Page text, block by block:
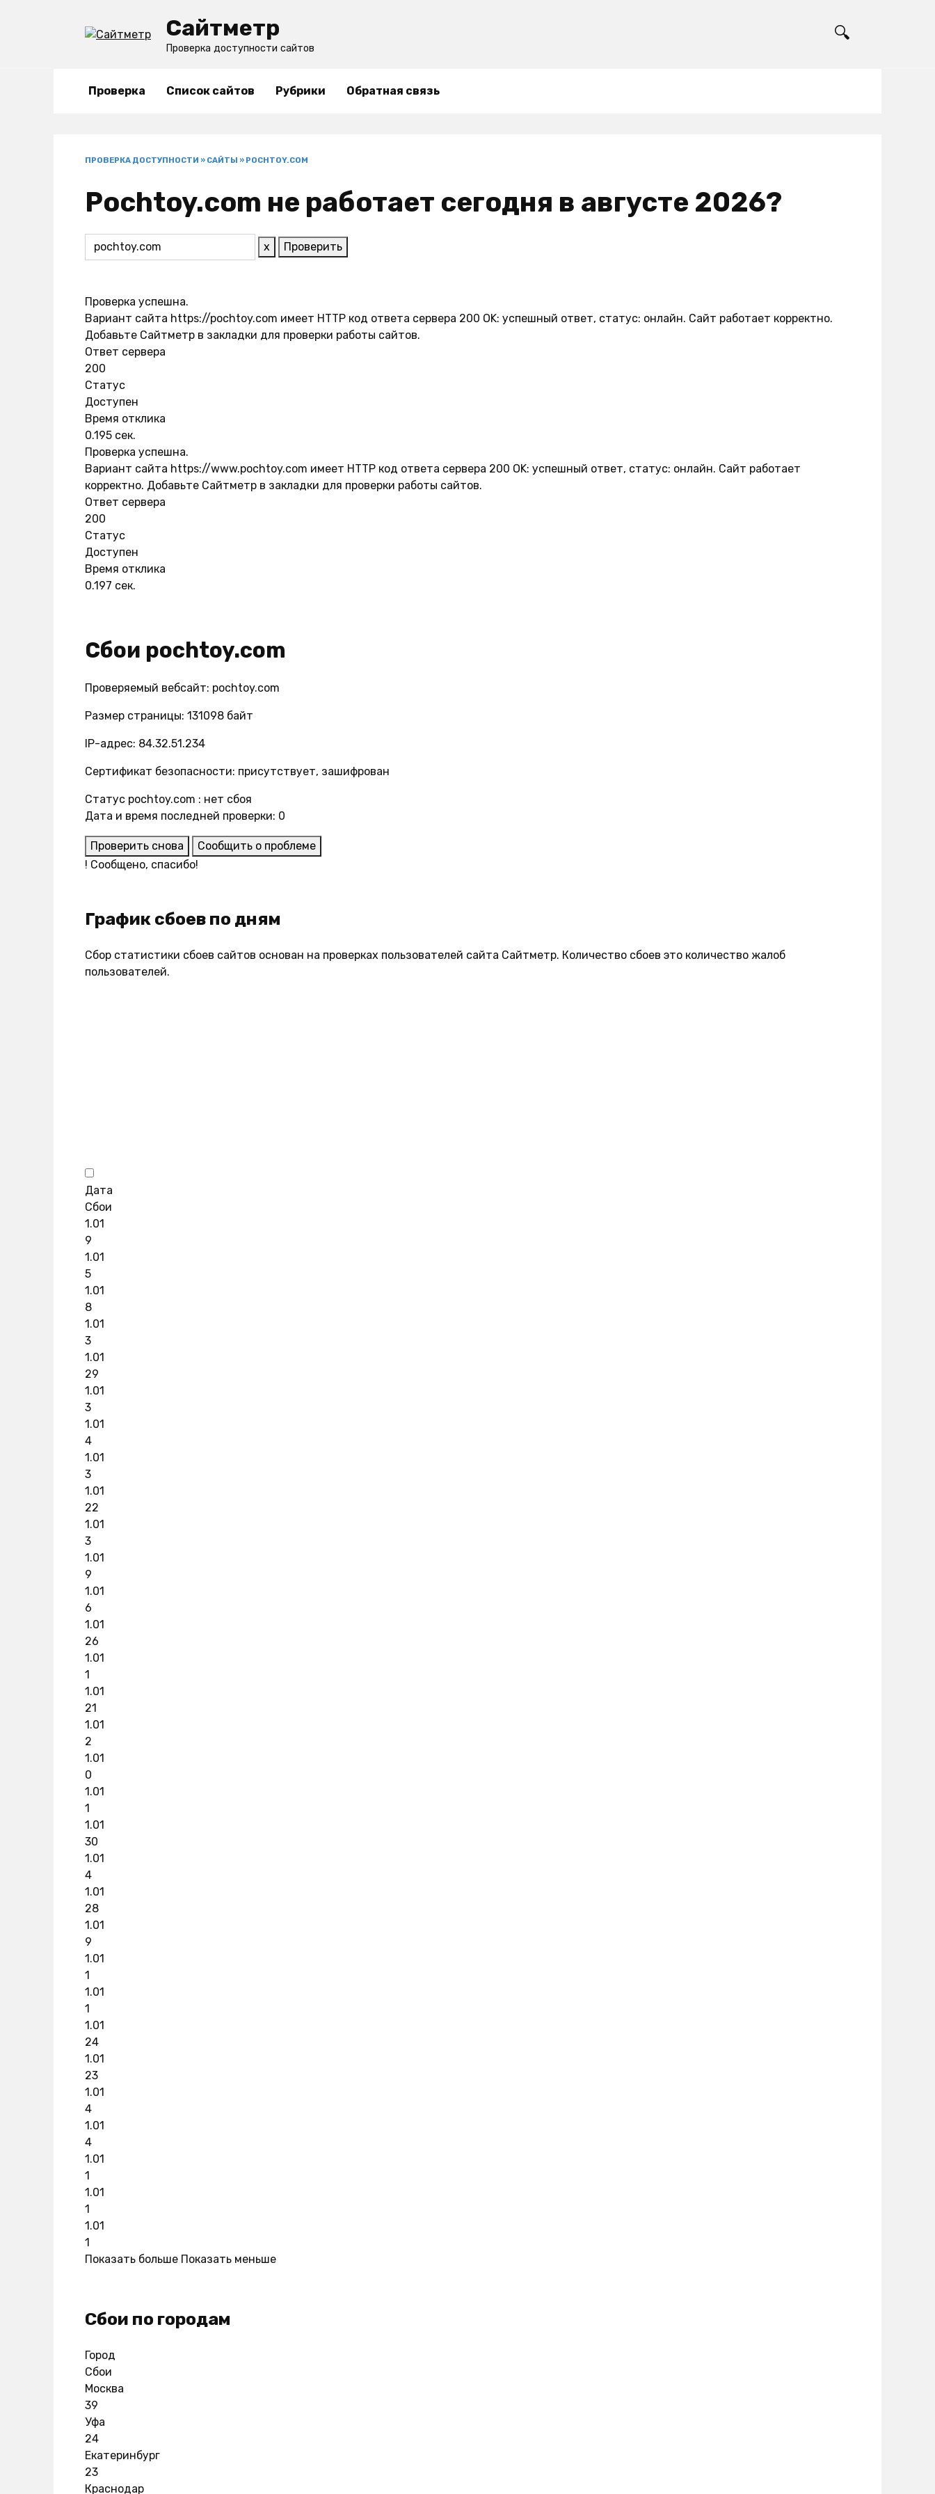
Сайтметр
Проверка доступности сайтов
Проверка Список сайтов Рубрики Обратная связь
ПРОВЕРКА ДОСТУПНОСТИ » САЙТЫ » POCHTOY.COM
Pochtoy.com не работает сегодня в августе 2026?
x Проверить
Проверка успешна.
Вариант сайта https://pochtoy.com имеет HTTP код ответа сервера 200 OK: успешный ответ, статус: онлайн. Сайт работает корректно.
Добавьте Сайтметр в закладки для проверки работы сайтов.
Ответ сервера
200
Статус
Доступен
Время отклика
0.195 сек.
Проверка успешна.
Вариант сайта https://www.pochtoy.com имеет HTTP код ответа сервера 200 OK: успешный ответ, статус: онлайн. Сайт работает
корректно. Добавьте Сайтметр в закладки для проверки работы сайтов.
Ответ сервера
200
Статус
Доступен
Время отклика
0.197 сек.
Сбои pochtoy.com
Проверяемый вебсайт: pochtoy.com
Размер страницы: 131098 байт
IP-адрес: 84.32.51.234
Сертификат безопасности: присутствует, зашифрован
Статус pochtoy.com : нет сбоя
Дата и время последней проверки: 0
Проверить снова
Сообщить о проблеме
! Сообщено, спасибо!
График сбоев по дням
Сбор статистики сбоев сайтов основан на проверках пользователей сайта Сайтметр. Количество сбоев это количество жалоб
пользователей.
Дата
Сбои
1.01
9
1.01
5
1.01
8
1.01
3
1.01
29
1.01
3
1.01
4
1.01
3
1.01
22
1.01
3
1.01
9
1.01
6
1.01
26
1.01
1
1.01
21
1.01
2
1.01
0
1.01
1
1.01
30
1.01
4
1.01
28
1.01
9
1.01
1
1.01
1
1.01
24
1.01
23
1.01
4
1.01
4
1.01
1
1.01
1
1.01
1
Показать больше Показать меньше
Сбои по городам
Город
Сбои
Москва
39
Уфа
24
Екатеринбург
23
Краснодар